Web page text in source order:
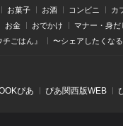
お菓子 お酒 コンビニ カ
お金 おでかけ マナー・身だ
ごはん』 〜シェアしたくな
ぴあ ぴあ関⻄版WEB